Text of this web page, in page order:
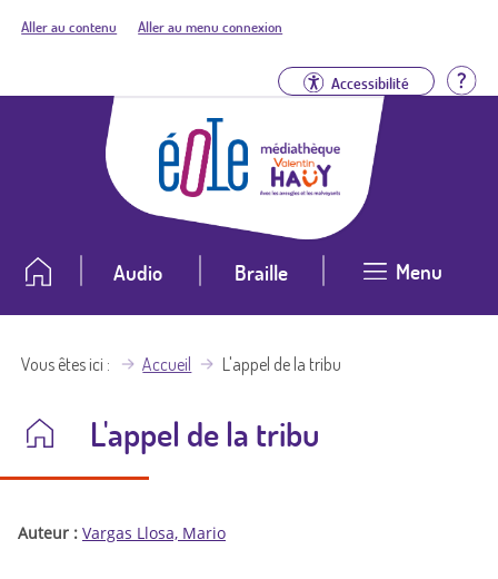
Aller au contenu Aller au menu connexion
Accessibilité
Audio Braille Menu
Vous êtes ici Accueil L'appel de la tribu
L'appel de la tribu
Auteur : Vargas Llosa, Mario